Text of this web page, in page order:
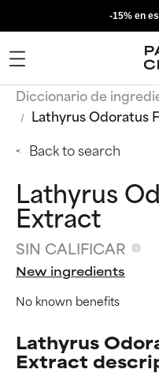
-15% en
Diccionario de
Lathyrus Odoratus
Back to search
Lathyrus
Extract
SIN CALIFICAR
New ingredients
No known benefits
Lathyrus
Extract